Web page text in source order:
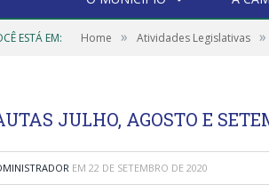
ESTÁ EM: Home » Atividades Legislativas »
JULHO, AGOSTO E
EM 22 DE SETEMBRO DE 2020